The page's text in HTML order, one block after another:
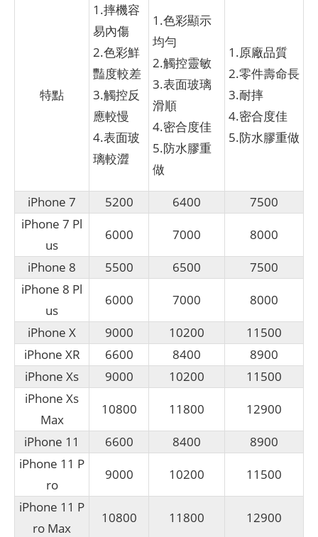
特點
1.摔機容
易內傷
2.色彩鮮
豔度較差
3.觸控反
應較慢
4.表面玻
璃較澀
1.色彩顯示
均勻
2.觸控靈敏
3.表面玻璃
滑順
4.密合度佳
5.防水膠重
做
1.原廠品質
2.零件壽命長
3.耐摔
4.密合度佳
5.防水膠重做
iPhone 7 5200 6400
7500
iPhone 7 Pl
us
6000 7000
8000
iPhone 8
5500 6500
7500
iPhone 8 Pl
us
6000 7000
8000
iPhone X
9000 10200
11500
iPhone XR
6600 8400
8900
iPhone Xs
9000 10200
11500
iPhone Xs
Max
10800 11800
12900
iPhone 11
6600 8400
8900
iPhone 11 P
ro
9000 10200
11500
iPhone 11 P
ro Max
10800 11800
12900